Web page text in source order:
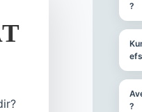
?
?